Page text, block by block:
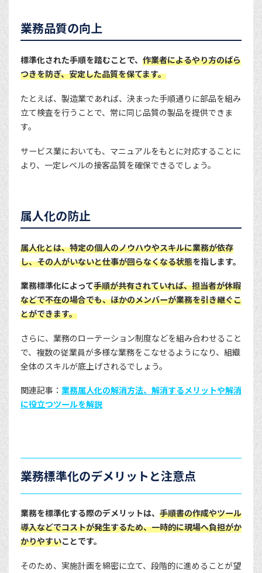
業務品質の向上
標準化された手順を踏むことで、 作業者によるやり方のばら
つきを防ぎ、安定した品質を保てます。
たとえば、製造業であれば、決まった手順通りに部品を組み
立て検査を行うことで、常に同じ品質の製品を提供できま
す。
サービス業においても、マニュアルをもとに対応することに
より、一定レベルの接客品質を確保できるでしょう。
属人化の防止
属人化とは、特定の個人のノウハウやスキルに業務が依存
し、その人がいないと仕事が回らなくなる状態を指します。
業務標準化によって手順が共有されていれば、担当者が休暇
などで不在の場合でも、ほかのメンバーが業務を引き継ぐこ
とができます。
さらに、業務のローテーション制度などを組み合わせること
で、複数の従業員が多様な業務をこなせるようになり、組織
全体のスキルが底上げされるでしょう。
関連記事： 業務属人化の解消方法、解消するメリットや解消
に役立つツールを解説
業務標準化のデメリットと注意点
業務を標準化する際のデメリットは、 手順書の作成やツール
導入などでコストが発生するため、一時的に現場へ負担がか
かりやすいことです。
そのため、実施計画を綿密に立て、段階的に進めることが望